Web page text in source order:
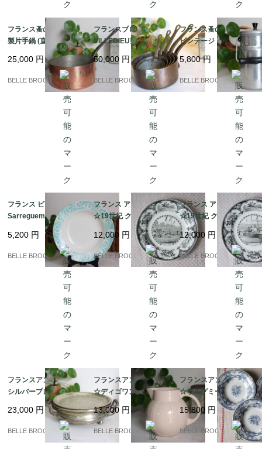
フランス蚤の市発 ★銅
製片手鍋 (直径20cm/深
さ10cm)｜フランス発
送（到着まで2-3週間）
25,000 円
BELLE BROCANTE
フランスブロカント☆
VILLEDIEU製 重厚2m
m厚 銅製片手鍋 5点フ
ルセット 鋳鉄ハンドル
/ コッパー｜フランス発
送（到着まで2-3週間）
50,000 円
BELLE BROCANTE
フランス蚤の市より★
ビンテージ アルミ製 ミ
ルクポット（1L表示）
｜フランス発送（到着
まで2-3週間）
5,800円
BELLE BROCANTE
フランス ビンテージ★
Sarreguemines サルグ
ミンヌ Honfleur ターコ
イズブルーの美しいプ
レート/皿｜フランス発
送（到着まで2-3週間）
5,200 円
BELLE BROCANTE
フランス アンティーク
☆19世紀 クレイユ・
エ・モントロー Creil e
t Montereau「La Chas
se au Cerf」Assiette
Parlante｜フランスか
12,000 円
BELLE BROCANTE
フランス アンティーク
☆19世紀 クレイユ・
エ・モントロー Creil e
t Montereau「La Cour
se des Haies」Assiett
e Parlante｜フランス
12,000 円
BELLE BROCANTE
フランスアンティーク/
シルバープレート☆華
麗な装飾ハンドル付き
保温ディッシュ（フー
ドウォーマー）｜フラ
ンス発送（到着まで2-3
23,000 円
BELLE BROCANTE
フランスアンティーク
☆ディゴワン サルグミ
ーヌ ピッチャー |Digoi
n & Sarreguemines パ
ンプキン型 パウダーピ
ンク｜フランス発送
13,000 円
BELLE BROCANTE
フランスアンティーク
☆サルグミーヌ スープ
皿 3枚セット SARREG
UEMINES SERES｜フ
ランス発送（到着まで2
15,800 円
BELLE BROCANTE